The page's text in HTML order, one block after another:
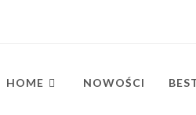
HOME NOWOŚCI